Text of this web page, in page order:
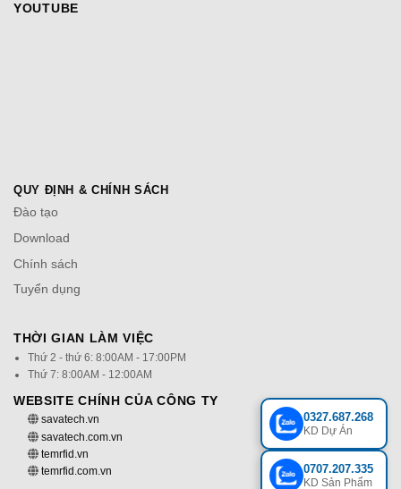
YOUTUBE
QUY ĐỊNH & CHÍNH SÁCH
Đào tạo
Download
Chính sách
Tuyển dụng
THỜI GIAN LÀM VIỆC
Thứ 2 - thứ 6: 8:00AM - 17:00PM
Thứ 7: 8:00AM - 12:00AM
WEBSITE CHÍNH CỦA CÔNG TY
savatech.vn
savatech.com.vn
temrfid.vn
temrfid.com.vn
0327.687.268
KD Dự Án
0707.207.335
KD Sản Phẩm